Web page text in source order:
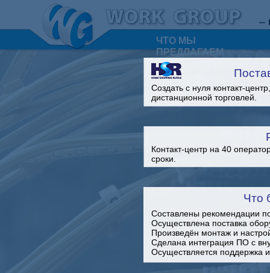
–
ЧТО МЫ
ПРЕДЛАГАЕМ
Создать с нуля контакт-
дистанционной торговлей.
Контакт-центр на 40
сроки.
Составлены рекомендации
Осуществлена поставка
Произведён монтаж и
Сделана интеграция ПО c
Осуществляется поддержка
Что